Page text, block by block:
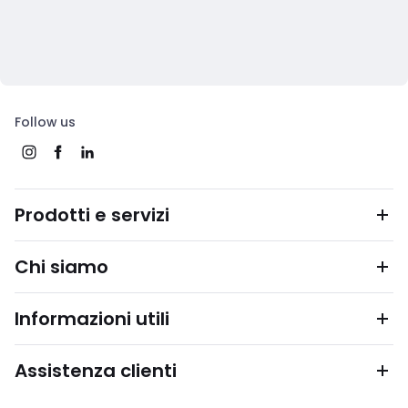
Follow us
Prodotti e servizi
Chi siamo
Informazioni utili
Assistenza clienti